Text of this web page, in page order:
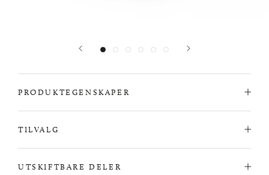
PRODUKTEGENSKAPER
TILVALG
UTSKIFTBARE DELER